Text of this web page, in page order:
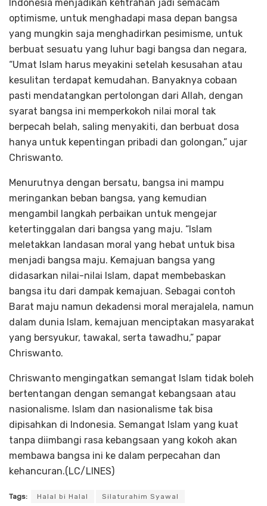
Indonesia menjadikan kefitrahan jadi semacam
optimisme, untuk menghadapi masa depan bangsa
yang mungkin saja menghadirkan pesimisme, untuk
berbuat sesuatu yang luhur bagi bangsa dan negara,
“Umat Islam harus meyakini setelah kesusahan atau
kesulitan terdapat kemudahan. Banyaknya cobaan
pasti mendatangkan pertolongan dari Allah, dengan
syarat bangsa ini memperkokoh nilai moral tak
berpecah belah, saling menyakiti, dan berbuat dosa
hanya untuk kepentingan pribadi dan golongan,” ujar
Chriswanto.
Menurutnya dengan bersatu, bangsa ini mampu
meringankan beban bangsa, yang kemudian
mengambil langkah perbaikan untuk mengejar
ketertinggalan dari bangsa yang maju. “Islam
meletakkan landasan moral yang hebat untuk bisa
menjadi bangsa maju. Kemajuan bangsa yang
didasarkan nilai-nilai Islam, dapat membebaskan
bangsa itu dari dampak kemajuan. Sebagai contoh
Barat maju namun dekadensi moral merajalela, namun
dalam dunia Islam, kemajuan menciptakan masyarakat
yang bersyukur, tawakal, serta tawadhu,” papar
Chriswanto.
Chriswanto mengingatkan semangat Islam tidak boleh
bertentangan dengan semangat kebangsaan atau
nasionalisme. Islam dan nasionalisme tak bisa
dipisahkan di Indonesia. Semangat Islam yang kuat
tanpa diimbangi rasa kebangsaan yang kokoh akan
membawa bangsa ini ke dalam perpecahan dan
kehancuran.(LC/LINES)
Tags: Halal bi Halal Silaturahim Syawal